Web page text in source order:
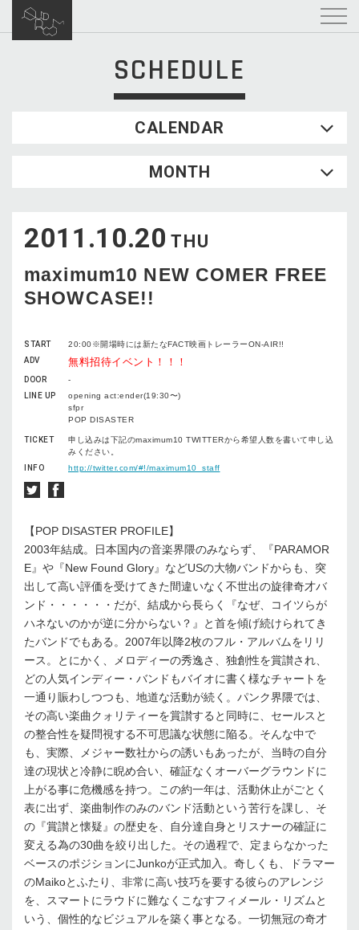
SCHEDULE
CALENDAR
WED
2
3 4 5
16
17 18 19 20 21
22
23
24 25
MONTH
2011.10.20 THU
maximum10 NEW COMER FREE
SHOWCASE!!
START
20:00※開場時には新たなFACT映画トレーラーON-AIR!!
ADV
無料招待イベント！！！
DOOR
-
LINE UP
opening act:ender(19:30〜)
sfpr
POP DISASTER
TICKET
申し込みは下記のmaximum10 TWITTERから希望人数を書いて申し込
みください。
INFO
http://twitter.com/#!/maximum10_staff
【POP DISASTER PROFILE】
2003年結成。日本国内の音楽界隈のみならず、『PARAMOR
E』や『New Found Glory』などUSの大物バンドからも、突
出して高い評価を受けてきた間違いなく不世出の旋律奇才バ
ンド・・・・・・だが、結成から長らく『なぜ、コイツらが
ハネないのかが逆に分からない？』と首を傾げ続けられてき
たバンドでもある。2007年以降2枚のフル・アルバムをリリ
ース。とにかく、メロディーの秀逸さ、独創性を賞讃され、
どの人気インディー・バンドもバイオに書く様なチャートを
一通り賑わしつつも、地道な活動が続く。パンク界隈では、
その高い楽曲クォリティーを賞讃すると同時に、セールスと
の整合性を疑問視する不可思議な状態に陥る。そんな中で
も、実際、メジャー数社からの誘いもあったが、当時の自分
達の現状と冷静に睨め合い、確証なくオーバーグラウンドに
上がる事に危機感を持つ。この約一年は、活動休止がごとく
表に出ず、楽曲制作のみのバンド活動という苦行を課し、そ
の『賞讃と懐疑』の歴史を、自分達自身とリスナーの確証に
変える為の30曲を絞り出した。その過程で、定まらなかった
ベースのポジションにJunkoが正式加入。奇しくも、ドラマー
のMaikoとふたり、非常に高い技巧を要する彼らのアレンジ
を、スマートにラウドに難なくこなすフィメール・リズムと
いう、個性的なビジュアルを築く事となる。一切無冠の奇才